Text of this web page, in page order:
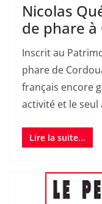
Nicolas
de phare à
Inscrit au
phare de
français encore
activité et le
Lire la suite...